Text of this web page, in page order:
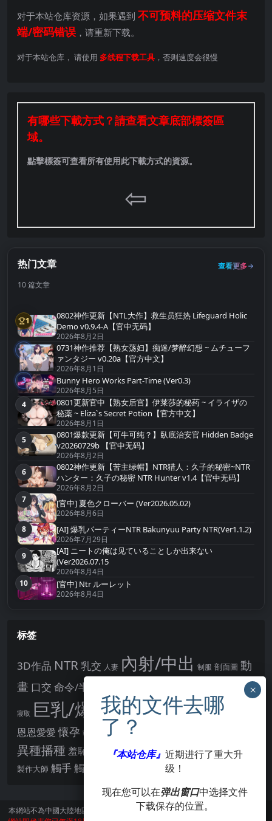
对于本站仓库资源，如果遇到 不可预料的压缩文件末
端/密码错误 ，请重新下载。
对于本站仓库， 请使用 多线程下载工具 ，否则速度会很慢
有哪些下載方式？請查看文章底部標簽區
域。
點擊標簽可查看所有使用此下載方式的資源。
⇦
热门文章
查看更多
10 篇文章
第1名
1
0802神作更新【NTL大作】救生员狂热 Lifeguard Holic
Demo v0.9.4-A【官中无码】
2026年8月2日
第2名
2
0731神作推荐【熟女荡妇】痴迷/梦醉幻想 ~ ムチューフ
ァンタジー v0.20a【官方中文】
2026年8月1日
第3名
3 Bunny Hero Works Part-Time (Ver0.3)
2026年8月5日
第4名
4
0801更新官中【熟女后宫】伊莱莎的秘药 ~ イライザの
秘薬 ~ Eliza`s Secret Potion【官方中文】
2026年8月1日
第5名
5
0801爆款更新【可牛可纯？】臥底治安官 Hidden Badge
v20260729b 【官中无码】
2026年8月2日
第6名
6
0802神作更新【苦主绿帽】NTR猎人：久子的秘密~NTR
ハンター：久子の秘密 NTR Hunter v1.4【官中无码】
2026年8月2日
第7名
7 [官中] 夏色クローバー (Ver2026.05.02)
2026年8月6日
第8名
8 [AI] 爆乳パーティーNTR Bakunyuu Party NTR(Ver1.1.2)
2026年7月29日
第9名
9
[AI] ニートの俺は见ていることしか出来ない
(Ver2026.07.15
2026年8月4日
第10名
10 [官中] Ntr ルーレット
2026年8月4日
标签
3D作品 NTR乳交 人妻 內射/中出 制服 剖面圖 動
畫 口交 命令/半推半就 學校/校園
寢取 巨乳/爆乳幻想 強制你播種 強制播種
恩恩愛愛 懷孕 戰鬥H 拘束 教育
異種播種 羞恥/恥辱 羞辱 肛交 胸部/奶子 著衣 處女
製作大師 觸手 觸摸 酪梨 阿黑顏
本網站不為中國大陸地區的用戶提供服務。訪問本網站請遵守當地法律。訪問本
『本站仓库』 近期进行了重大升
级！
现在您可以在弹出窗口中选择文件
下载保存的位置。